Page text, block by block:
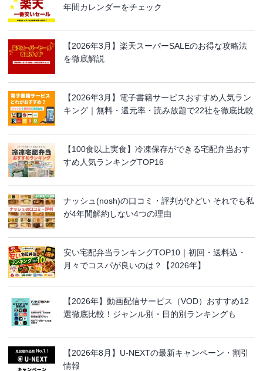
年間カレンダーをチェック
【2026年3月】楽天スーパーSALEのお得な攻略法
を徹底解説
【2026年3月】電子書籍サービスおすすめ人気ラン
キング｜無料・還元率・読み放題で22社を徹底比較
【100食以上実食】冷凍保存ができる宅配弁当おす
すめ人気ランキングTOP16
ナッシュ(nosh)の口コミ・評判がひどい それでも私
が4年間解約しない4つの理由
安い宅配弁当ランキングTOP10｜初回・送料込・
月々でコスパが良いのは？【2026年】
【2026年】動画配信サービス（VOD）おすすめ12
選徹底比較！ジャンル別・目的別ランキングも
【2026年8月】U-NEXTの最新キャンペーン・割引
情報